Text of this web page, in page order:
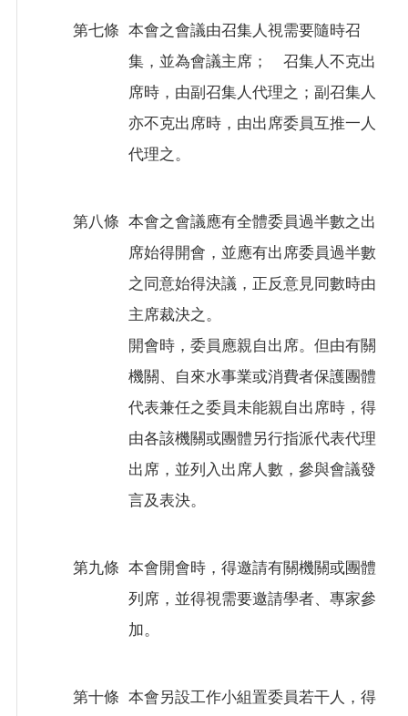
第七條 本會之會議由召集人視需要隨時召
集，並為會議主席； 召集人不克出
席時，由副召集人代理之；副召集人
亦不克出席時，由出席委員互推一人
代理之。
第八條 本會之會議應有全體委員過半數之出
席始得開會，並應有出席委員過半數
之同意始得決議，正反意見同數時由
主席裁決之。
開會時，委員應親自出席。但由有關
機關、自來水事業或消費者保護團體
代表兼任之委員未能親自出席時，得
由各該機關或團體另行指派代表代理
出席，並列入出席人數，參與會議發
言及表決。
第九條 本會開會時，得邀請有關機關或團體
列席，並得視需要邀請學者、專家參
加。
第十條 本會另設工作小組置委員若干人，得